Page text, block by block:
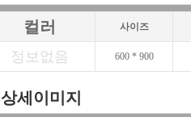
컬러 사이즈
정보없음 600 * 900
상세이미지